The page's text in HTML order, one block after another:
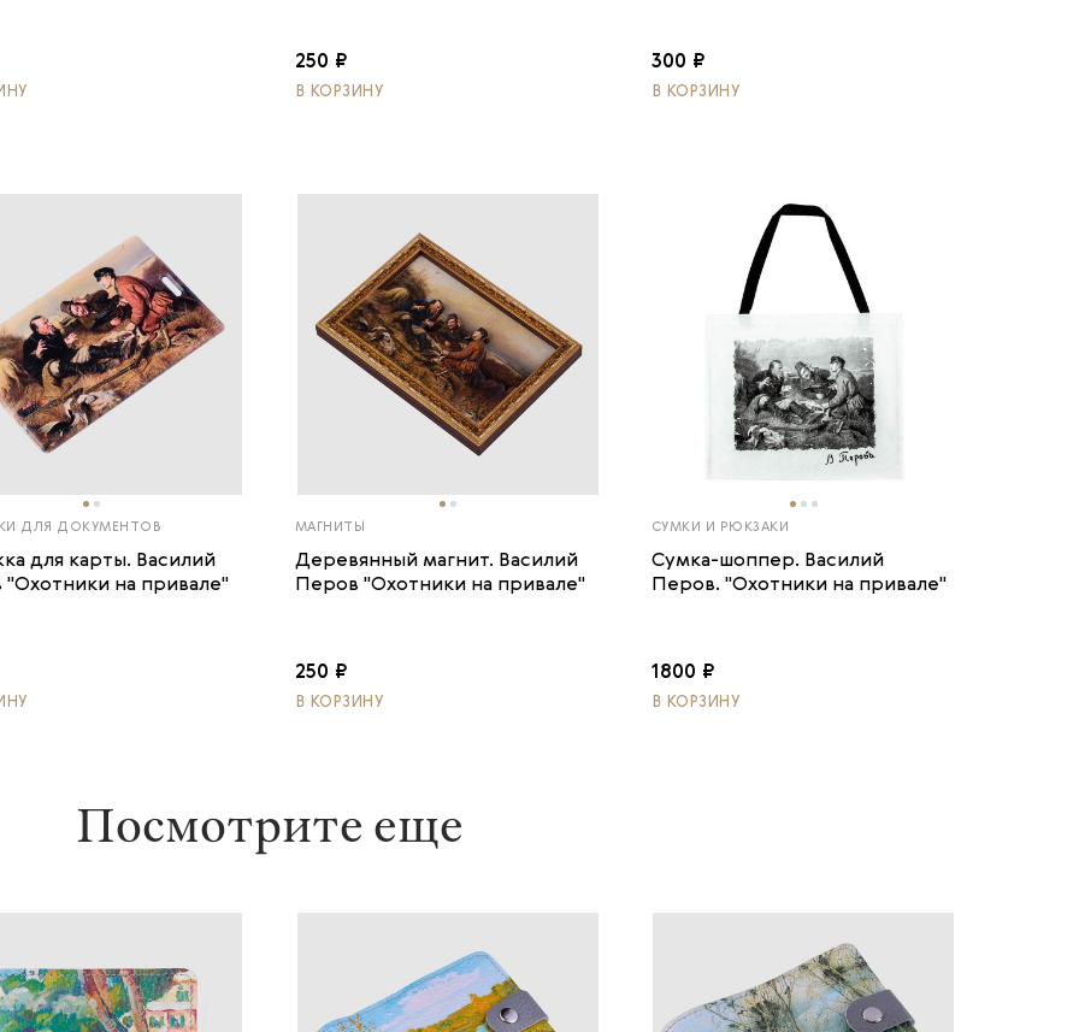
250 ₽
В КОРЗИНУ
300 ₽
В КОРЗИНУ
ДЛЯ ДОКУМЕНТОВ
для карты. Василий
на привале"
МАГНИТЫ
Деревянный магнит. Василий
Перов "Охотники на привале"
250 ₽
В КОРЗИНУ
СУМКИ И РЮКЗАКИ
Сумка-шоппер. Василий
Перов. "Охотники на привале"
1800 ₽
В КОРЗИНУ
Посмотрите еще